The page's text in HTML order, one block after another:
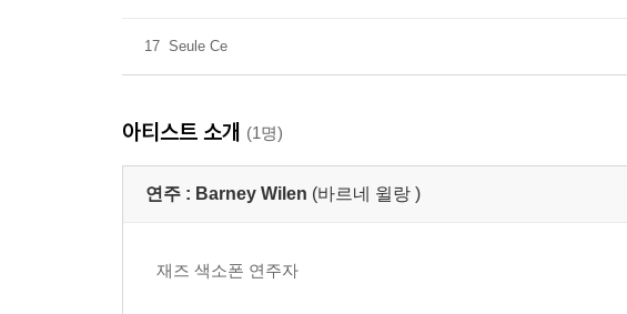
17 Seule Ce
아티스트 소개 (1명)
연주 : Barney Wilen (바르네 윌랑 )
재즈 색소폰 연주자